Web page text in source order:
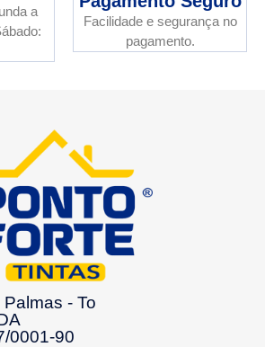
a
Facilidade e segurança no
pagamento.
- To
0001-90